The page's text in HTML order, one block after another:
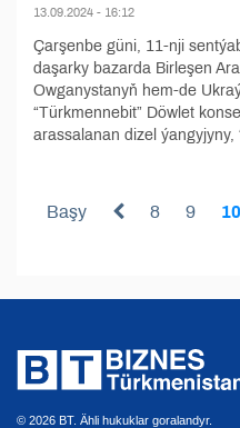
13.09.2024 - 16:12
Çarşenbe güni, 11-nji
daşarky bazarda Birleşen
Owganystanyň hem-de
“Türkmennebit” Döwlet
arassalanan dizel ýangyjyny,
Başy 8 9 10
© 2026 BT. Ähli hukuklar goralandyr.